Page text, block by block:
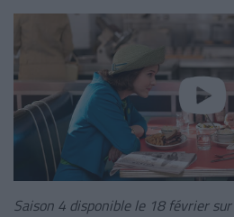
Saison 4 disponible le 18 février sur